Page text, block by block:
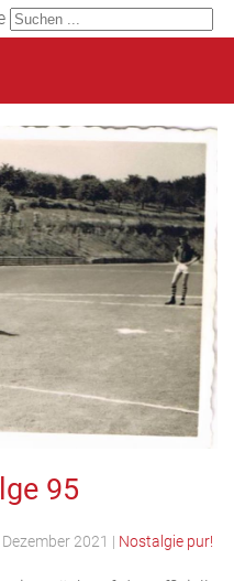
95
Dezember 2021 | Nostalgie pur!